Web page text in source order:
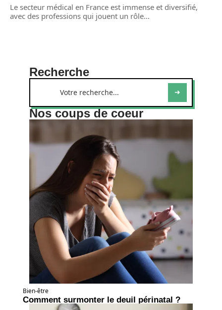
Le secteur médical en France est immense et diversifié,
avec des professions qui jouent un rôle…
Recherche
Nos coups de coeur
Bien-être
Comment surmonter le deuil périnatal ?